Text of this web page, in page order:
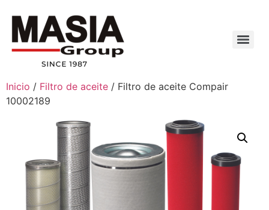
Inicio / Filtro de aceite / Filtro de aceite Compair
10002189